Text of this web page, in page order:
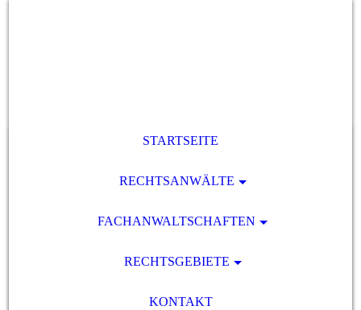
STARTSEITE
RECHTSANWÄLTE
FACHANWALTSCHAFTEN
RECHTSGEBIETE
KONTAKT